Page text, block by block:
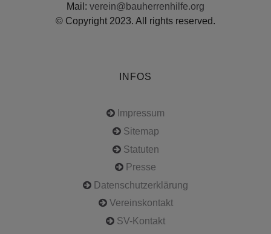
Mail: verein@bauherrenhilfe.org
© Copyright 2023. All rights reserved.
INFOS
Impressum
Sitemap
Statuten
Presse
Datenschutzerklärung
Vereinskontakt
SV-Kontakt